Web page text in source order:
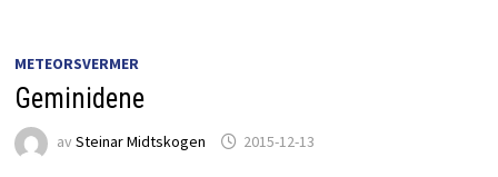
METEORSVERMER
Geminidene
av Steinar Midtskogen 2015-12-13